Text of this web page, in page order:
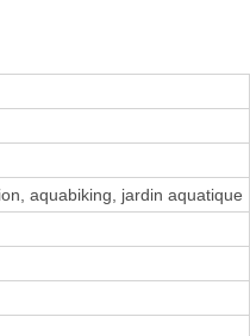
aquabiking, jardin aquatique